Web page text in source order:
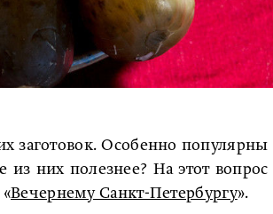
заготовок. Особенно популярны
них полезнее? На этот вопрос
Вечернему Санкт-Петербургу».